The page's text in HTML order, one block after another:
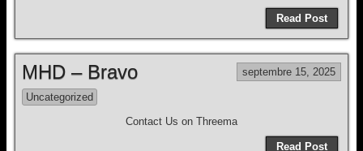
Read Post
MHD – Bravo septembre 15, 2025
Uncategorized
Contact Us on Threema
Read Post